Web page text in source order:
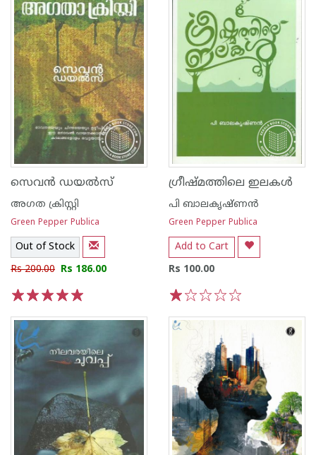
സെവന്‍ ഡയല്‍സ്
അഗത ക്രിസ്റ്റി
Green Pepper Publica
Out of Stock
Rs 200.00 Rs 186.00
ഗ്രീഷ്മത്തിലെ ഇലകള്‍
പി ബാലകൃഷ്ണന്‍
Green Pepper Publica
Add to Cart
Rs 100.00